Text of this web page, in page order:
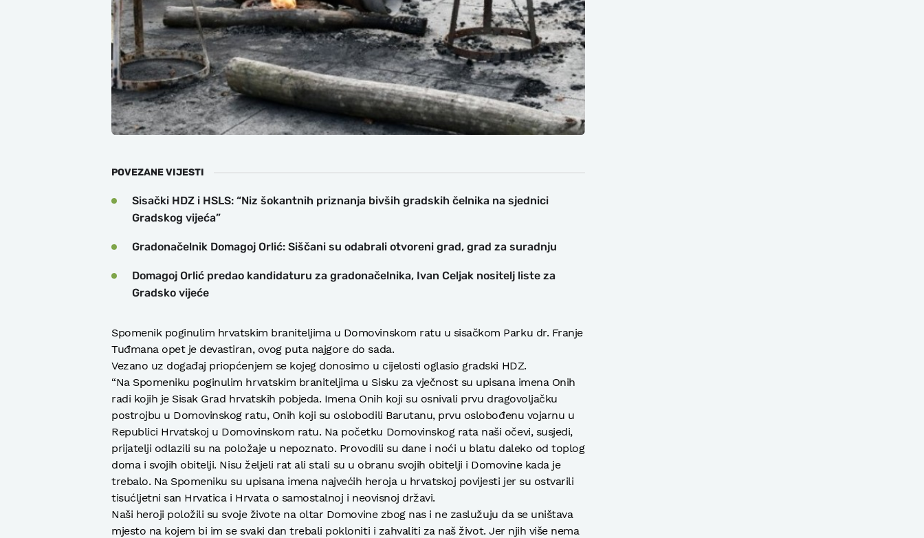
POVEZANE VIJESTI
Sisački HDZ i HSLS: “Niz šokantnih priznanja bivših gradskih čelnika na sjednici
Gradskog vijeća”
Gradonačelnik Domagoj Orlić: Siščani su odabrali otvoreni grad, grad za suradnju
Domagoj Orlić predao kandidaturu za gradonačelnika, Ivan Celjak nositelj liste za
Gradsko vijeće
Spomenik poginulim hrvatskim braniteljima u Domovinskom ratu u sisačkom Parku dr. Franje
Tuđmana opet je devastiran, ovog puta najgore do sada.
Vezano uz događaj priopćenjem se kojeg donosimo u cijelosti oglasio gradski HDZ.
“Na Spomeniku poginulim hrvatskim braniteljima u Sisku za vječnost su upisana imena Onih
radi kojih je Sisak Grad hrvatskih pobjeda. Imena Onih koji su osnivali prvu dragovoljačku
postrojbu u Domovinskog ratu, Onih koji su oslobodili Barutanu, prvu oslobođenu vojarnu u
Republici Hrvatskoj u Domovinskom ratu. Na početku Domovinskog rata naši očevi, susjedi,
prijatelji odlazili su na položaje u nepoznato. Provodili su dane i noći u blatu daleko od toplog
doma i svojih obitelji. Nisu željeli rat ali stali su u obranu svojih obitelji i Domovine kada je
trebalo. Na Spomeniku su upisana imena najvećih heroja u hrvatskoj povijesti jer su ostvarili
tisućljetni san Hrvatica i Hrvata o samostalnoj i neovisnoj državi.
Naši heroji položili su svoje živote na oltar Domovine zbog nas i ne zaslužuju da se uništava
mjesto na kojem bi im se svaki dan trebali pokloniti i zahvaliti za naš život. Jer njih više nema